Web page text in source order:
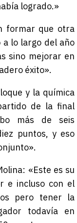
logrado.»
formar que otra
a lo largo del año
sino mejorar en
éxito».
y la química
de la final
más de seis
puntos, y eso
«Este es su
e incluso con el
pero tener la
todavía en